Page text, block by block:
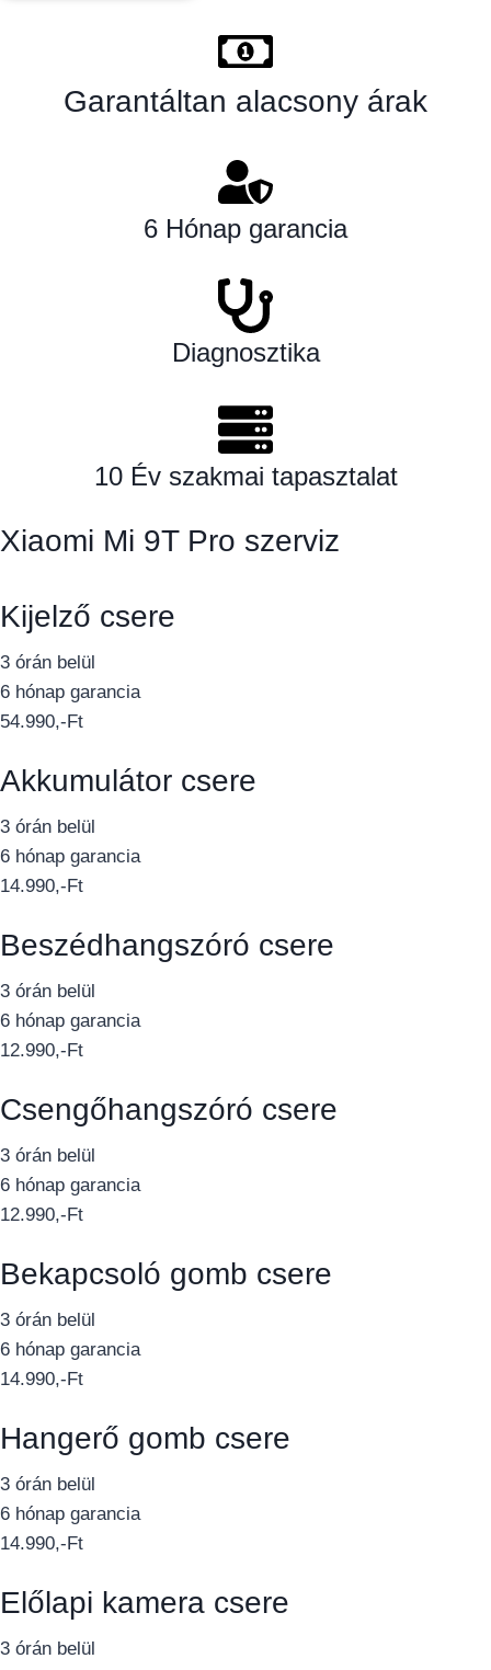
Garantáltan alacsony árak
6 Hónap garancia
Diagnosztika
10 Év szakmai tapasztalat
Xiaomi Mi 9T Pro szerviz
Kijelző csere
3 órán belül
6 hónap garancia
54.990,-Ft
Akkumulátor csere
3 órán belül
6 hónap garancia
14.990,-Ft
Beszédhangszóró csere
3 órán belül
6 hónap garancia
12.990,-Ft
Csengőhangszóró csere
3 órán belül
6 hónap garancia
12.990,-Ft
Bekapcsoló gomb csere
3 órán belül
6 hónap garancia
14.990,-Ft
Hangerő gomb csere
3 órán belül
6 hónap garancia
14.990,-Ft
Előlapi kamera csere
3 órán belül